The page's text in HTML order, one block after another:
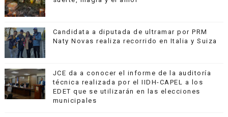
Candidata a diputada de ultramar por PRM
Naty Novas realiza recorrido en Italia y Suiza
JCE da a conocer el informe de la auditoría
técnica realizada por el IIDH-CAPEL a los
EDET que se utilizarán en las elecciones
municipales